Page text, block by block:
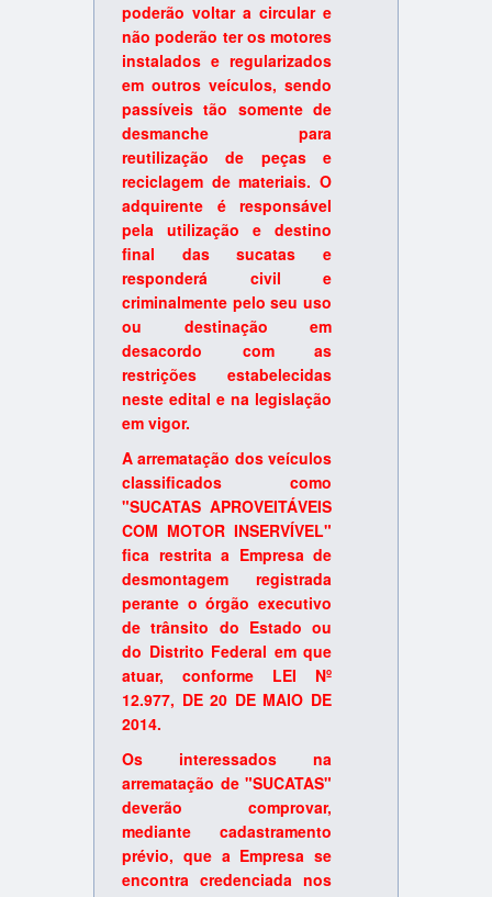
poderão voltar a circular e
não poderão ter os motores
instalados e regularizados
em outros veículos, sendo
passíveis tão somente de
desmanche para
reutilização de peças e
reciclagem de materiais. O
adquirente é responsável
pela utilização e destino
final das sucatas e
responderá civil e
criminalmente pelo seu uso
ou destinação em
desacordo com as
restrições estabelecidas
neste edital e na legislação
em vigor.
A arrematação dos veículos
classificados como
"SUCATAS APROVEITÁVEIS
COM MOTOR INSERVÍVEL"
fica restrita a Empresa de
desmontagem registrada
perante o órgão executivo
de trânsito do Estado ou
do Distrito Federal em que
atuar, conforme LEI Nº
12.977, DE 20 DE MAIO DE
2014.
Os interessados na
arrematação de "SUCATAS"
deverão comprovar,
mediante cadastramento
prévio, que a Empresa se
encontra credenciada nos